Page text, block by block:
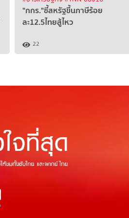
"กกร."ชี้สหรัฐขึ้นภาษีร้อย
ละ12.5ไทยสู้ไหว
22